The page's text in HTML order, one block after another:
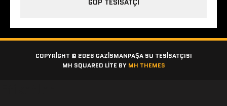
GOP TESISATÇI
COPYRIGHT © 2026 GAZISMANPAŞA SU TESISATÇISI
MH SQUARED LITE BY MH THEMES